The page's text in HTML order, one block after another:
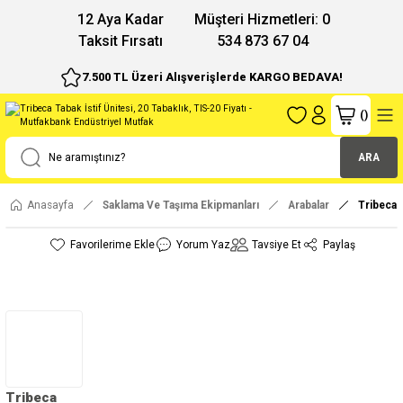
12 Aya Kadar
Taksit Fırsatı
Müşteri Hizmetleri: 0
534 873 67 04
7.500 TL Üzeri Alışverişlerde KARGO BEDAVA!
ARA
()
Anasayfa Saklama Ve Taşıma Ekipmanları Arabalar Tribeca
Yorum Yaz Tavsiye Et Paylaş
Tribeca